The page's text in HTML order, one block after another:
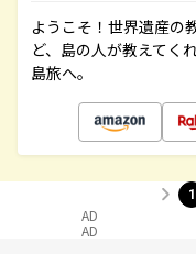
ようこそ！世界遺産の
ど、島の人が教えてく
島旅へ。
1
AD
AD